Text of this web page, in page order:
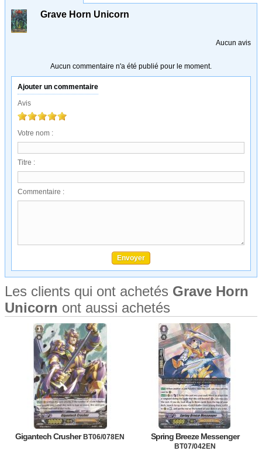
Grave Horn Unicorn
Aucun avis
Aucun commentaire n'a été publié pour le moment.
Ajouter un commentaire
Avis
Votre nom :
Titre :
Commentaire :
Les clients qui ont achetés Grave Horn
Unicorn ont aussi achetés
Gigantech Crusher BT06/078EN Spring Breeze Messenger
BT07/042EN